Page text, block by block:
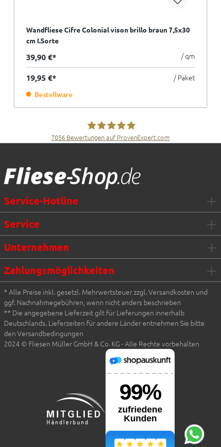
Wandfliese Cifre Colonial vison brillo braun 7,5x30
cm I.Sorte
39,90 €* / qm
19,95 €* / Paket
Bestellware
7056 Bewertungen auf ProvenExpert.com
Service-Hotline
Service
Unternehmen
Zahlungsmöglichkeiten
* Alle Preise inkl. gesetzl. Mehrwertsteuer zzgl. Versandkosten und
ggf. Nachnahmegebühren, wenn nicht anders beschrieben
** Die angegebene Lieferzeit gilt für Lieferungen innerhalb
Deutschlands. Lieferzeiten für andere Länder entnehmen Sie bitte
den Versandbedingungen
2024 © Fliesen Müller GmbH & Co. KG - Alle Rechte vorbehalten